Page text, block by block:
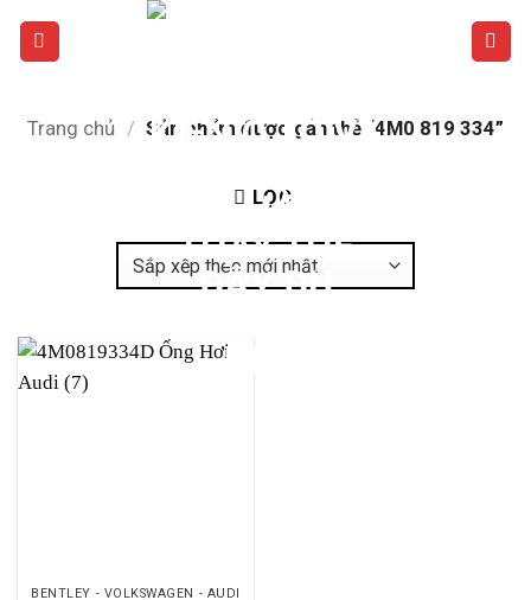
Trang chủ / Sản phẩm được gắn thẻ “4M0 819 334”
LỌC
BENTLEY - VOLKSWAGEN - AUDI